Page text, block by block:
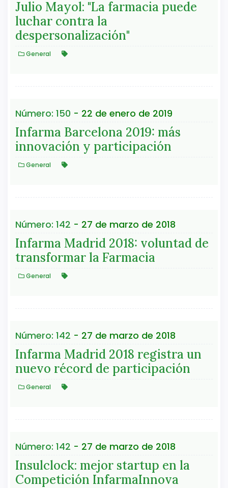
Julio Mayol: "La farmacia puede
luchar contra la
despersonalización"
General
Número: 150 - 22 de enero de 2019
Infarma Barcelona 2019: más
innovación y participación
General
Número: 142 - 27 de marzo de 2018
Infarma Madrid 2018: voluntad de
transformar la Farmacia
General
Número: 142 - 27 de marzo de 2018
Infarma Madrid 2018 registra un
nuevo récord de participación
General
Número: 142 - 27 de marzo de 2018
Insulclock: mejor startup en la
Competición InfarmaInnova